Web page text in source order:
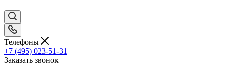
Телефоны
+7 (495) 023-51-31
Заказать звонок